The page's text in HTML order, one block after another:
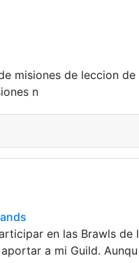
misiones de leccion
n
en las Brawls
a mi Guild. Aunqu